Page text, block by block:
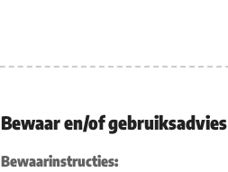
Bewaar en/of gebruiksadvies
Bewaarinstructies: